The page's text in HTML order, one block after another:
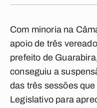
Com minoria na
apoio de três
prefeito de
conseguiu a
das três sessões
Legislativo para